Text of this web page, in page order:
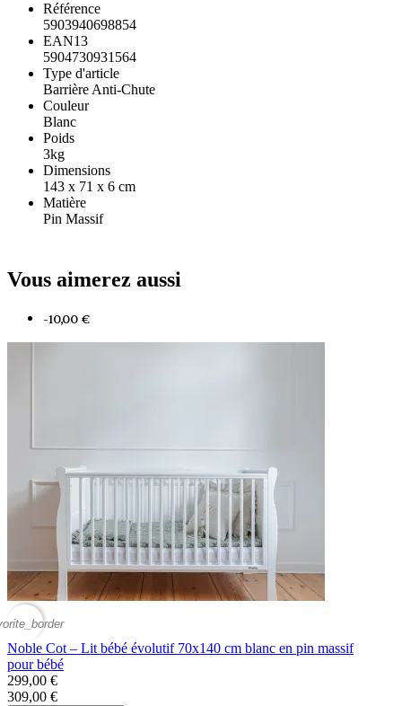
Référence
5903940698854
EAN13
5904730931564
Type d'article
Barrière Anti-Chute
Couleur
Blanc
Poids
3kg
Dimensions
143 x 71 x 6 cm
Matière
Pin Massif
Vous aimerez aussi
-10,00 €
Noble Cot – Lit bébé évolutif 70x140 cm blanc en pin massif
pour bébé
299,00 €
309,00 €